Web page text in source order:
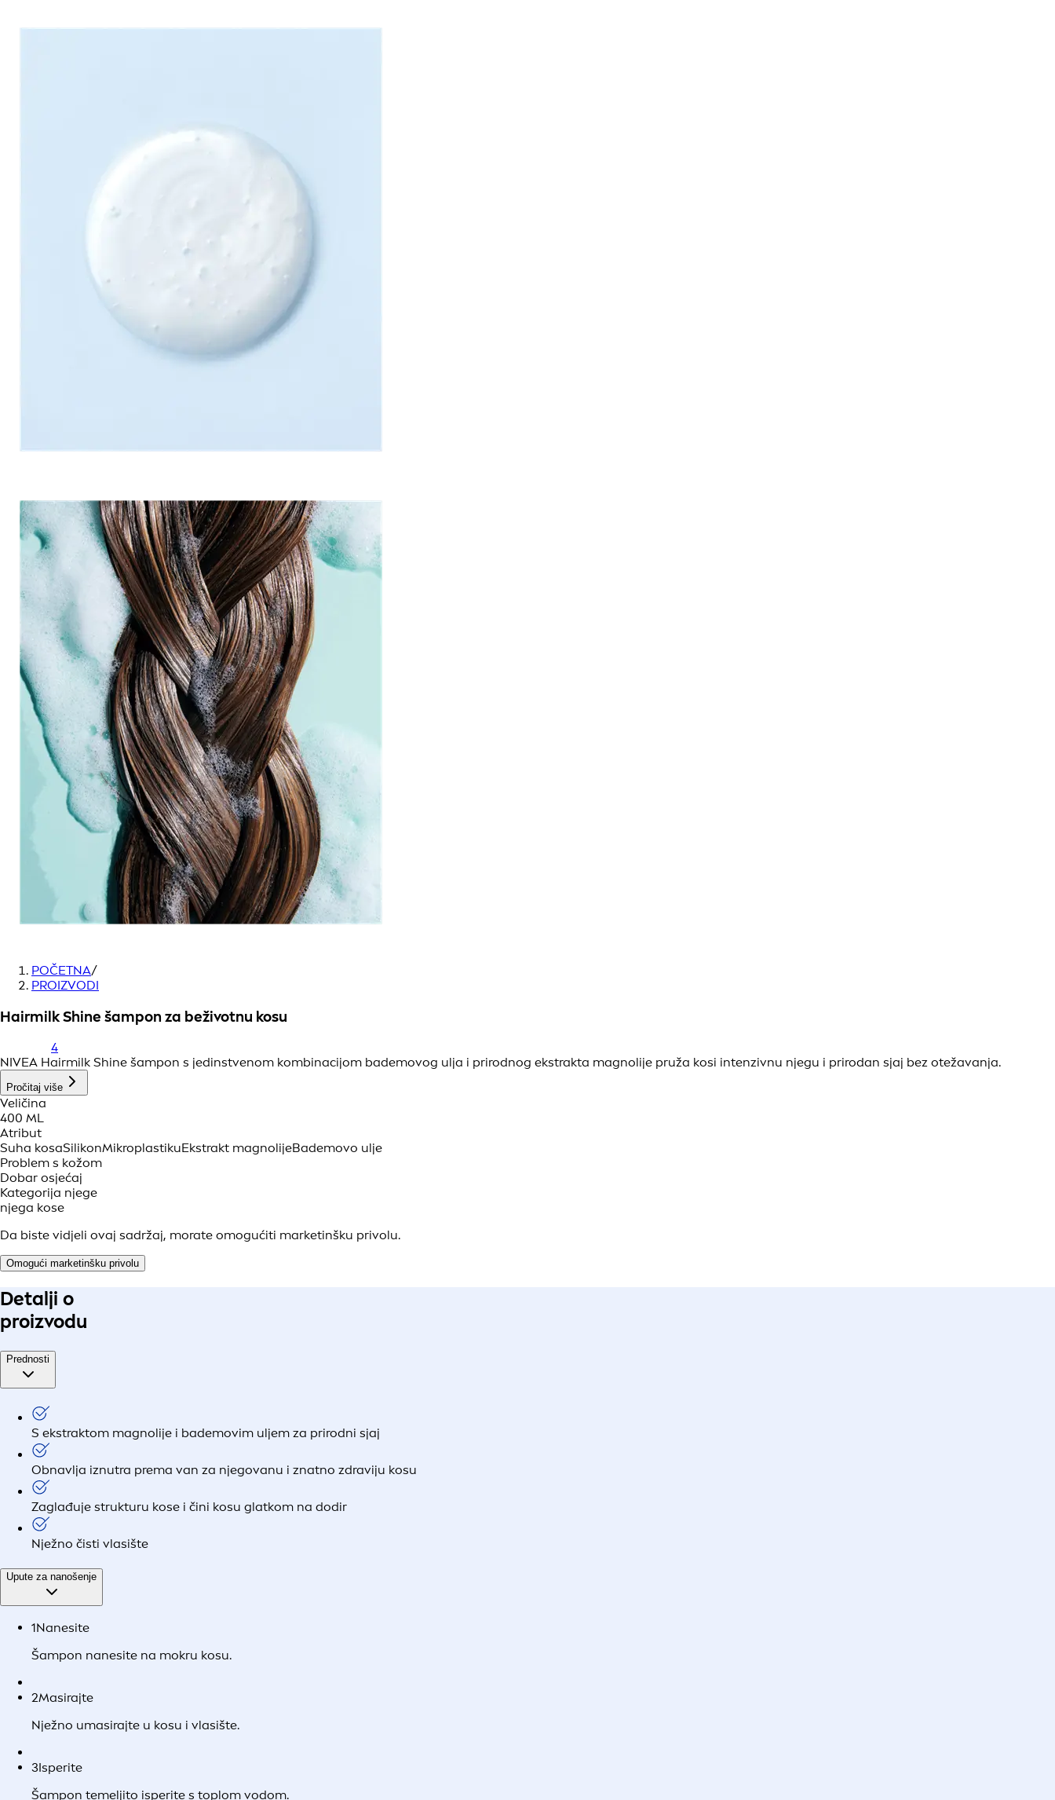
POČETNA/
PROIZVODI
Hairmilk Shine šampon za beživotnu kosu
4
NIVEA Hairmilk Shine šampon s jedinstvenom kombinacijom bademovog ulja i prirodnog ekstrakta magnolije pruža kosi intenzivnu njegu i prirodan sjaj bez otežavanja.
Pročitaj više
Veličina
400 ML
Atribut
Suha kosaSilikonMikroplastikuEkstrakt magnolijeBademovo ulje
Problem s kožom
Dobar osjećaj
Kategorija njege
njega kose
Da biste vidjeli ovaj sadržaj, morate omogućiti marketinšku privolu.
Omogući marketinšku privolu
Detalji o
proizvodu
Prednosti
S ekstraktom magnolije i bademovim uljem za prirodni sjaj
Obnavlja iznutra prema van za njegovanu i znatno zdraviju kosu
Zaglađuje strukturu kose i čini kosu glatkom na dodir
Nježno čisti vlasište
Upute za nanošenje
1Nanesite
Šampon nanesite na mokru kosu.
2Masirajte
Nježno umasirajte u kosu i vlasište.
3Isperite
Šampon temeljito isperite s toplom vodom.